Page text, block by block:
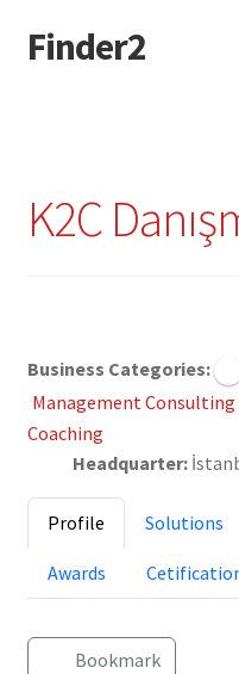
Skip
to
Skip
to
Finder2
K2C
Business Categories:
Management Consulting
Coaching
Headquarter:
Profile Solutions
Awards
Bookmark